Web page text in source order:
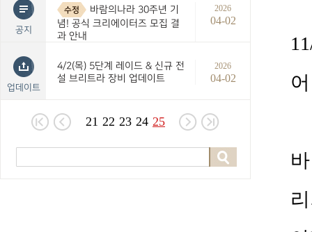
공지
수정
바람의나라 30주년 기
념! 공식 크리에이터즈 모집 결
과 안내
2026
04-02
업데이트
4/2(목) 5단계 레이드 & 신규 전
설 브리트라 장비 업데이트
2026
04-02
21 22 23 24 25